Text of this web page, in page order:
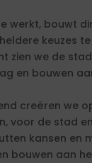
werkt, bouwt
keuzes
zien we de
en bouwen
creëren we
voor de stad
kansen en
bouwen aan